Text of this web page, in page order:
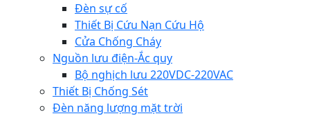
Đèn sự cố
Thiết Bị Cứu Nạn Cứu Hộ
Cửa Chống Cháy
Nguồn lưu điện-Ắc quy
Bộ nghịch lưu 220VDC-220VAC
Thiết Bị Chống Sét
Đèn năng lượng mặt trời